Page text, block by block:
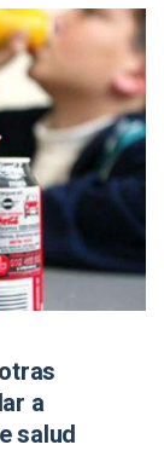
a
salud